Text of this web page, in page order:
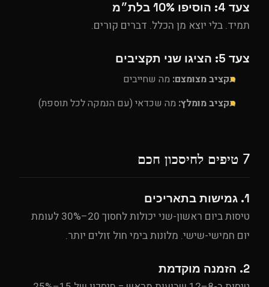
צעד 4: הוסיפו 10% בלת״מ
תמיד. בלי יוצא מן הכלל. דברים קורים.
צעד 5: הציגו שני תקציבים
תקציב מצומצם: מה שחייבים
תקציב מומלץ: מה שכדאי (עם הנמקה לכל תוספת)
7 טיפים לחיסכון חכם
1. גמישות בתאריכים
טיסות ביום ראשון-שני יכולות לחסוך 20–30% לעומת
יום חמישי-שישי. מלונות בימי חול זולים יותר.
2. הזמנה מוקדמת